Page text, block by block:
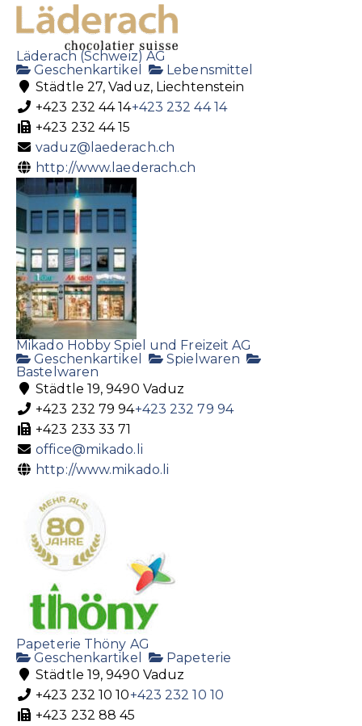
Läderach (Schweiz) AG
Geschenkartikel
Lebensmittel
Städtle 27, Vaduz, Liechtenstein
+423 232 44 14+423 232 44 14
+423 232 44 15
vaduz@laederach.ch
http://www.laederach.ch
Mikado Hobby Spiel und Freizeit AG
Geschenkartikel
Spielwaren
Bastelwaren
Städtle 19, 9490 Vaduz
+423 232 79 94+423 232 79 94
+423 233 33 71
office@mikado.li
http://www.mikado.li
Papeterie Thöny AG
Geschenkartikel
Papeterie
Städtle 19, 9490 Vaduz
+423 232 10 10+423 232 10 10
+423 232 88 45